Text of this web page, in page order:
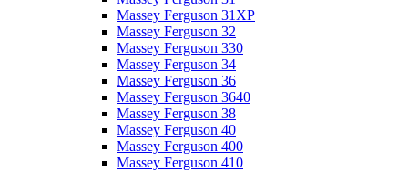
Massey Ferguson 31XP
Massey Ferguson 32
Massey Ferguson 330
Massey Ferguson 34
Massey Ferguson 36
Massey Ferguson 3640
Massey Ferguson 38
Massey Ferguson 40
Massey Ferguson 400
Massey Ferguson 410